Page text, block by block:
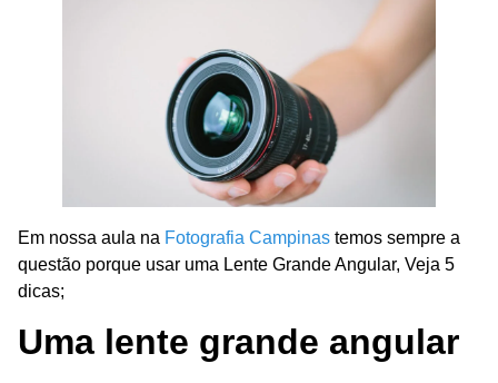
Em nossa aula na Fotografia Campinas temos sempre a
questão porque usar uma Lente Grande Angular, Veja 5
dicas;
Uma lente grande angular